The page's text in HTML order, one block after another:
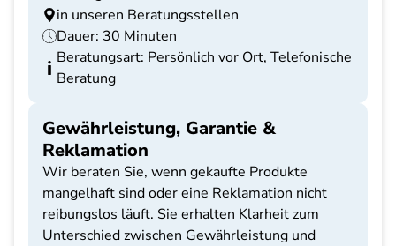
in unseren Beratungsstellen
Dauer: 30 Minuten
Beratungsart: Persönlich vor Ort, Telefonische
Beratung
Gewährleistung, Garantie &
Reklamation
Wir beraten Sie, wenn gekaufte Produkte
mangelhaft sind oder eine Reklamation nicht
reibungslos läuft. Sie erhalten Klarheit zum
Unterschied zwischen Gewährleistung und